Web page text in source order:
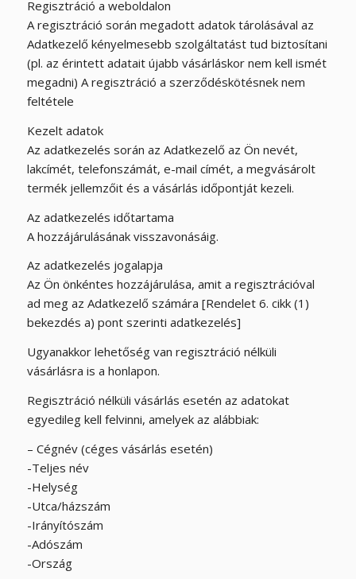
Regisztráció a weboldalon
A regisztráció során megadott adatok tárolásával az
Adatkezelő kényelmesebb szolgáltatást tud biztosítani
(pl. az érintett adatait újabb vásárláskor nem kell ismét
megadni) A regisztráció a szerződéskötésnek nem
feltétele
Kezelt adatok
Az adatkezelés során az Adatkezelő az Ön nevét,
lakcímét, telefonszámát, e-mail címét, a megvásárolt
termék jellemzőit és a vásárlás időpontját kezeli.
Az adatkezelés időtartama
A hozzájárulásának visszavonásáig.
Az adatkezelés jogalapja
Az Ön önkéntes hozzájárulása, amit a regisztrációval
ad meg az Adatkezelő számára [Rendelet 6. cikk (1)
bekezdés a) pont szerinti adatkezelés]
Ugyanakkor lehetőség van regisztráció nélküli
vásárlásra is a honlapon.
Regisztráció nélküli vásárlás esetén az adatokat
egyedileg kell felvinni, amelyek az alábbiak:
– Cégnév (céges vásárlás esetén)
-Teljes név
-Helység
-Utca/házszám
-Irányítószám
-Adószám
-Ország